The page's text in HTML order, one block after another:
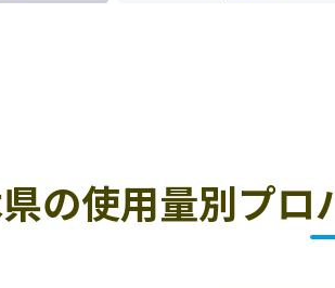
の使用量別プロ